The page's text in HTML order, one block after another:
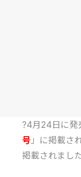
?4月24日に発
号」に掲載さ
掲載されまし